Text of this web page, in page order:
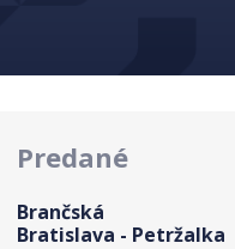
Predané
Brančská
Bratislava - Petržalka